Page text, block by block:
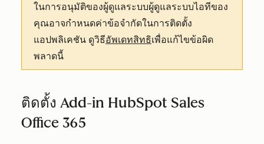
ในการอนุมัติของผู้ดูแลระบบผู้ดูแลระบบไอทีของ
คุณอาจกำหนดค่าข้อจำกัดในการติดตั้ง
แอปพลิเคชัน ดูวิธีอัพเดทสิทธิเพื่อแก้ไขข้อผิด
พลาดนี้
ติดตั้ง Add-in HubSpot Sales
Office 365